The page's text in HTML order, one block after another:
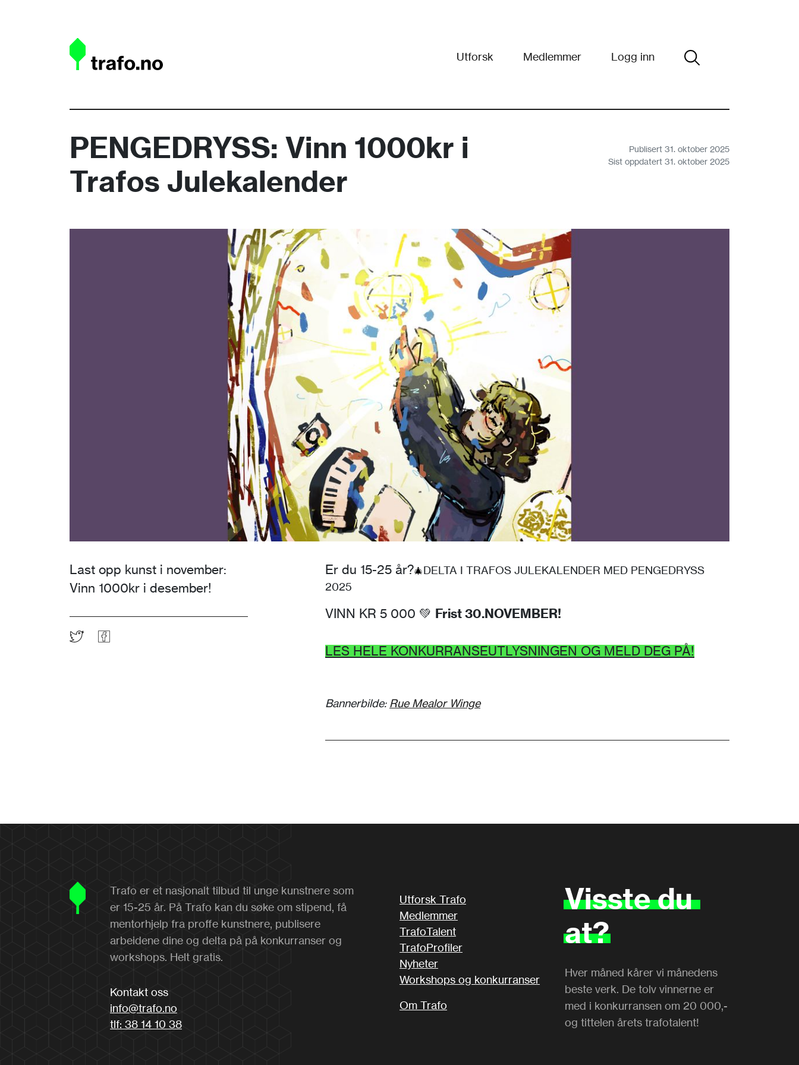
Utforsk Medlemmer Logg inn
PENGEDRYSS: Vinn 1000kr i
Trafos Julekalender
Publisert 31. oktober 2025
Sist oppdatert 31. oktober 2025
Last opp kunst i november:
Vinn 1000kr i desember!
Er du 15-25 år?🎄DELTA I TRAFOS JULEKALENDER MED PENGEDRYSS
2025
VINN KR 5 000 💚 Frist 30.NOVEMBER!
LES HELE KONKURRANSEUTLYSNINGEN OG MELD DEG PÅ!
Bannerbilde: Rue Mealor Winge
Trafo er et nasjonalt tilbud til unge kunstnere som
er 15-25 år. På Trafo kan du søke om stipend, få
mentorhjelp fra proffe kunstnere, publisere
arbeidene dine og delta på på konkurranser og
workshops. Helt gratis.
Kontakt oss
info@trafo.no
tlf: 38 14 10 38
Utforsk Trafo
Medlemmer
TrafoTalent
TrafoProfiler
Nyheter
Workshops og konkurranser
Om Trafo
Visstedu
at?
Hver måned kårer vi månedens
beste verk. De tolv vinnerne er
med i konkurransen om 20 000,-
og tittelen årets trafotalent!